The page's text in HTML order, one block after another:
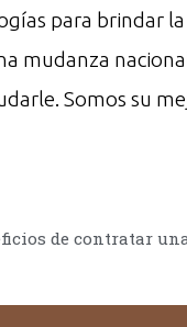
para brindar
mudanza
Somos su